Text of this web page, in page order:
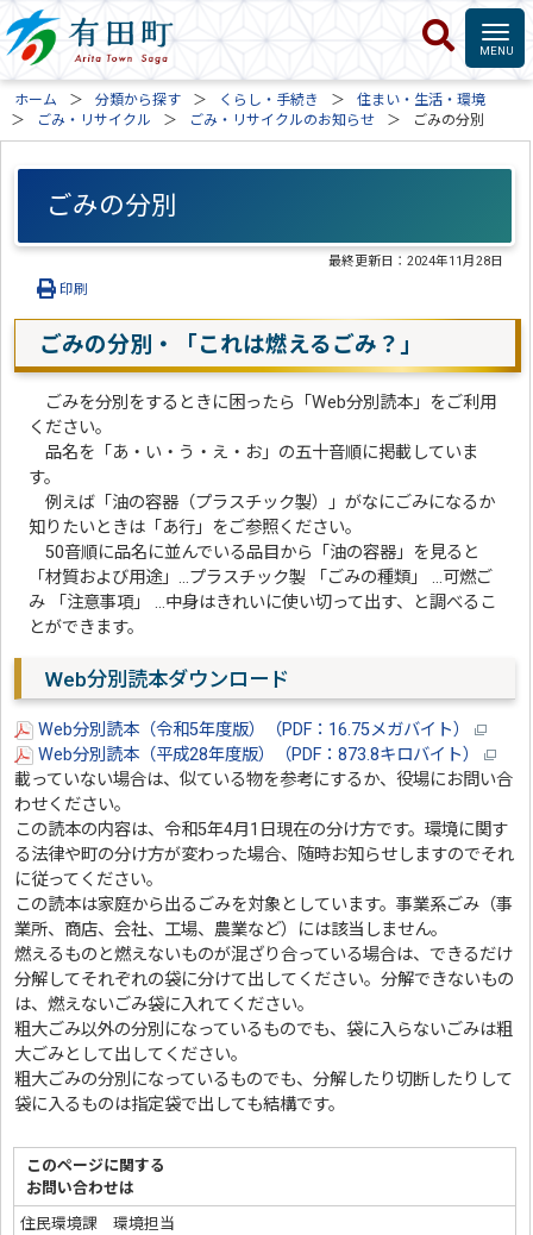
ホーム 分類から探す くらし・手続き
住まい・生活・環境
ごみ・リサイクル
ごみ・リサイクルのお知らせ ごみの分別
ごみの分別
最終更新日：2024年11月28日
印刷
ごみの分別・「これは燃えるごみ？」
ごみを分別をするときに困ったら「Web分別読本」をご利用
ください。
品名を「あ・い・う・え・お」の五十音順に掲載していま
す。
例えば「油の容器（プラスチック製）」がなにごみになるか
知りたいときは「あ行」をご参照ください。
50音順に品名に並んでいる品目から「油の容器」を見ると
「材質および用途」…プラスチック製 「ごみの種類」 …可燃ご
み 「注意事項」 …中身はきれいに使い切って出す、と調べるこ
とができます。
Web分別読本ダウンロード
Web分別読本（令和5年度版）（PDF：16.75メガバイト）
Web分別読本（平成28年度版）（PDF：873.8キロバイト）
載っていない場合は、似ている物を参考にするか、役場にお問い合
わせください。
この読本の内容は、令和5年4月1日現在の分け方です。環境に関す
る法律や町の分け方が変わった場合、随時お知らせしますのでそれ
に従ってください。
この読本は家庭から出るごみを対象としています。事業系ごみ（事
業所、商店、会社、工場、農業など）には該当しません。
燃えるものと燃えないものが混ざり合っている場合は、できるだけ
分解してそれぞれの袋に分けて出してください。分解できないもの
は、燃えないごみ袋に入れてください。
粗大ごみ以外の分別になっているものでも、袋に入らないごみは粗
大ごみとして出してください。
粗大ごみの分別になっているものでも、分解したり切断したりして
袋に入るものは指定袋で出しても結構です。
このページに関する
お問い合わせは
住民環境課 環境担当